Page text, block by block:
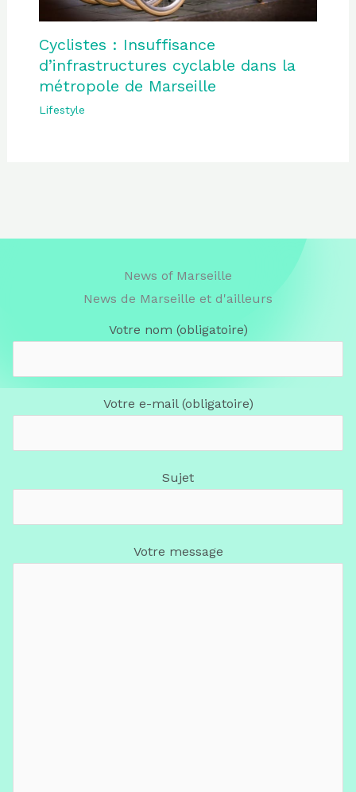
Cyclistes : Insuffisance
d’infrastructures cyclable dans la
métropole de Marseille
Lifestyle
News of Marseille
News de Marseille et d'ailleurs
Votre nom (obligatoire)
Votre e-mail (obligatoire)
Sujet
Votre message